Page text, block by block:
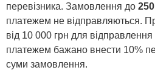
перевізника. Замовлення до 250
платежем не відправляються.
від 10 000 грн для
платежем бажано внести 10%
суми замовлення.